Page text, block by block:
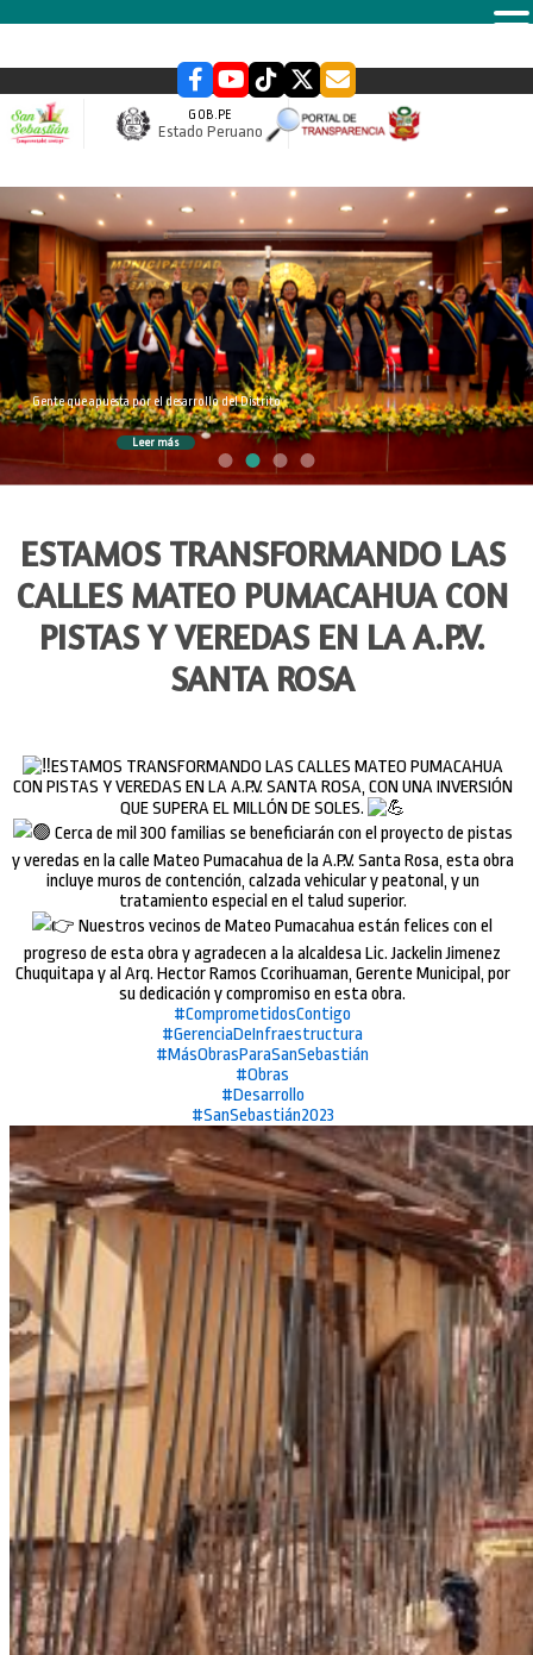
GOB.PE
Estado Peruano
slider
Gente que apuesta por el desarrollo del Distrito
Leer más
ESTAMOS TRANSFORMANDO LAS
CALLES MATEO PUMACAHUA CON
PISTAS Y VEREDAS EN LA A.P.V.
SANTA ROSA
ESTAMOS TRANSFORMANDO LAS CALLES MATEO PUMACAHUA
CON PISTAS Y VEREDAS EN LA A.P.V. SANTA ROSA, CON UNA INVERSIÓN
QUE SUPERA EL MILLÓN DE SOLES.
Cerca de mil 300 familias se beneficiarán con el proyecto de pistas
y veredas en la calle Mateo Pumacahua de la A.P.V. Santa Rosa, esta obra
incluye muros de contención, calzada vehicular y peatonal, y un
tratamiento especial en el talud superior.
Nuestros vecinos de Mateo Pumacahua están felices con el
progreso de esta obra y agradecen a la alcaldesa Lic. Jackelin Jimenez
Chuquitapa y al Arq. Hector Ramos Ccorihuaman, Gerente Municipal, por
su dedicación y compromiso en esta obra.
#ComprometidosContigo
#GerenciaDeInfraestructura
#MásObrasParaSanSebastián
#Obras
#Desarrollo
#SanSebastián2023